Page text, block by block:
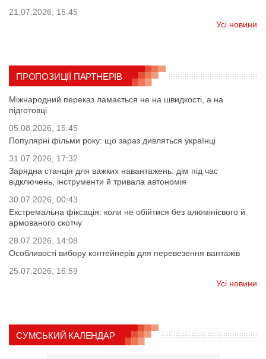
21.07.2026, 15:45
Усі новини
ПРОПОЗИЦІЇ ПАРТНЕРІВ
Міжнародний переказ ламається не на швидкості, а на
підготовці
05.08.2026, 15:45
Популярні фільми року: що зараз дивляться українці
31.07.2026, 17:32
Зарядна станція для важких навантажень: дім під час
відключень, інструменти й тривала автономія
30.07.2026, 00:43
Екстремальна фіксація: коли не обійтися без алюмінієвого й
армованого скотчу
28.07.2026, 14:08
Особливості вибору контейнерів для перевезення вантажів
25.07.2026, 16:59
Усі новини
СУМСЬКИЙ КАЛЕНДАР